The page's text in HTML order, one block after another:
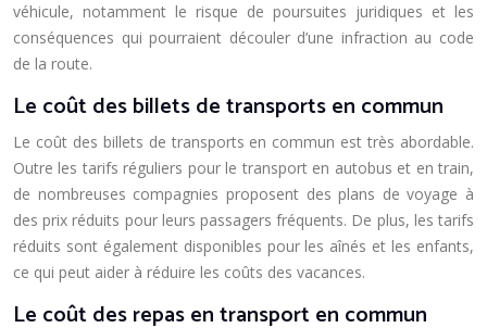
véhicule, notamment le risque de poursuites juridiques et les
conséquences qui pourraient découler d’une infraction au code
de la route.
Le coût des billets de transports en commun
Le coût des billets de transports en commun est très abordable.
Outre les tarifs réguliers pour le transport en autobus et en train,
de nombreuses compagnies proposent des plans de voyage à
des prix réduits pour leurs passagers fréquents. De plus, les tarifs
réduits sont également disponibles pour les aînés et les enfants,
ce qui peut aider à réduire les coûts des vacances.
Le coût des repas en transport en commun